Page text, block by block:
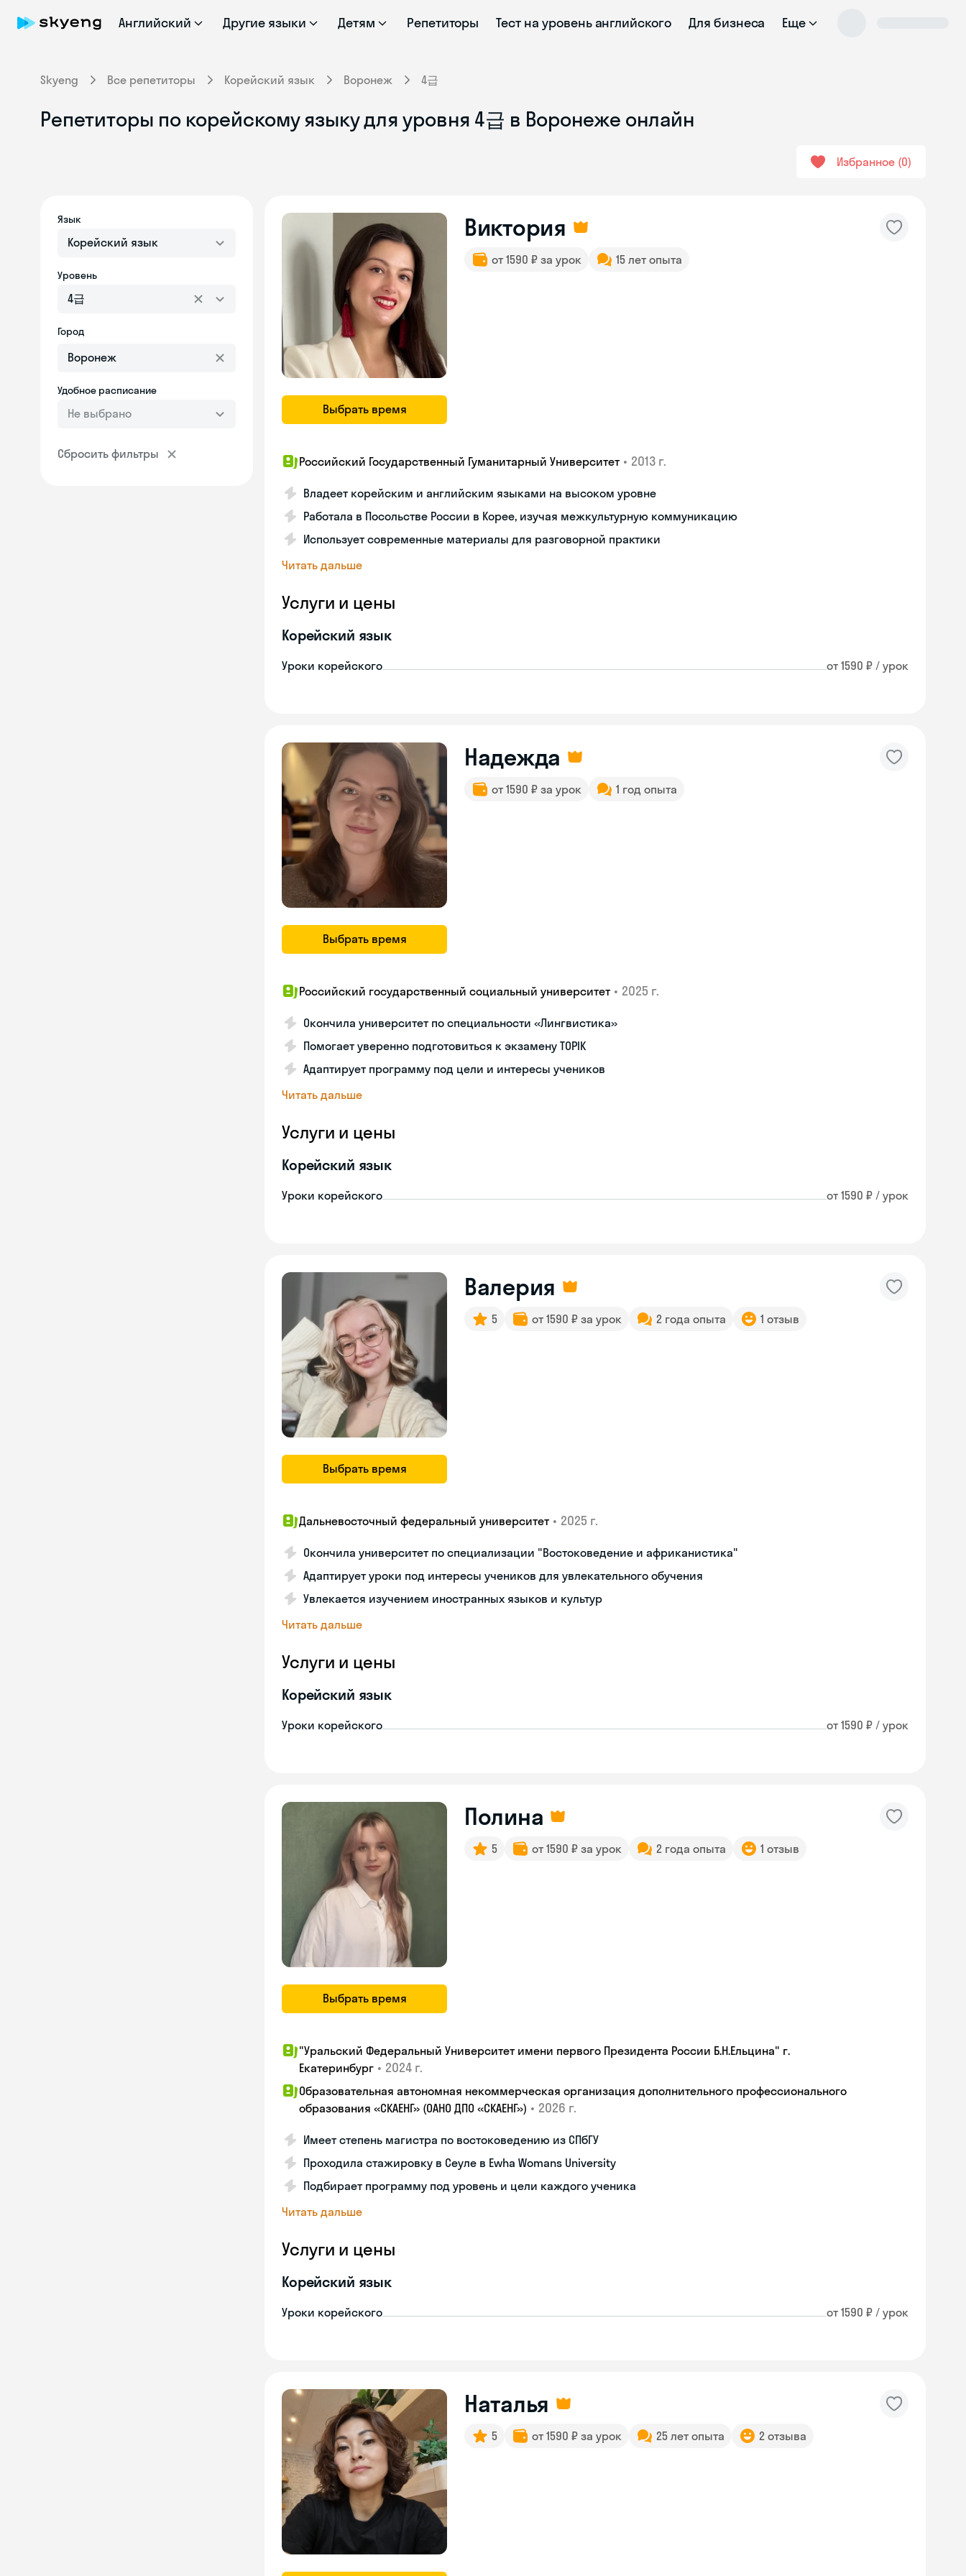
Английский Другие языки Детям Репетиторы Тест на уровень английского Для бизнеса Еще
Skyeng Все репетиторы Корейский язык Воронеж 4급
Репетиторы по корейскому языку для уровня 4급 в Воронеже онлайн
Избранное 0
Язык
Корейский язык
Уровень
4급
Город
Удобное расписание
Не выбрано
Сбросить фильтры
Выбрать время
Виктория
от 1590 ₽ за урок 15 лет опыта
Российский Государственный Гуманитарный Университет • 2013 г.
Владеет корейским и английским языками на высоком уровне
Работала в Посольстве России в Корее, изучая межкультурную коммуникацию
Использует современные материалы для разговорной практики
Читать дальше
Услуги и цены
Корейский язык
Уроки корейского от 1590 ₽ / урок
Выбрать время
Надежда
от 1590 ₽ за урок 1 год опыта
Российский государственный социальный университет • 2025 г.
Окончила университет по специальности «Лингвистика»
Помогает уверенно подготовиться к экзамену TOPIK
Адаптирует программу под цели и интересы учеников
Читать дальше
Услуги и цены
Корейский язык
Уроки корейского от 1590 ₽ / урок
Выбрать время
Валерия
5 от 1590 ₽ за урок 2 года опыта 1 отзыв
Дальневосточный федеральный университет • 2025 г.
Окончила университет по специализации "Востоковедение и африканистика"
Адаптирует уроки под интересы учеников для увлекательного обучения
Увлекается изучением иностранных языков и культур
Читать дальше
Услуги и цены
Корейский язык
Уроки корейского от 1590 ₽ / урок
Выбрать время
Полина
5 от 1590 ₽ за урок 2 года опыта 1 отзыв
"Уральский Федеральный Университет имени первого Президента России Б.Н.Ельцина" г.
Екатеринбург • 2024 г.
Образовательная автономная некоммерческая организация дополнительного профессионального
образования «СКАЕНГ» (ОАНО ДПО «СКАЕНГ») • 2026 г.
Имеет степень магистра по востоковедению из СПбГУ
Проходила стажировку в Сеуле в Ewha Womans University
Подбирает программу под уровень и цели каждого ученика
Читать дальше
Услуги и цены
Корейский язык
Уроки корейского от 1590 ₽ / урок
Наталья
5 от 1590 ₽ за урок 25 лет опыта 2 отзыва